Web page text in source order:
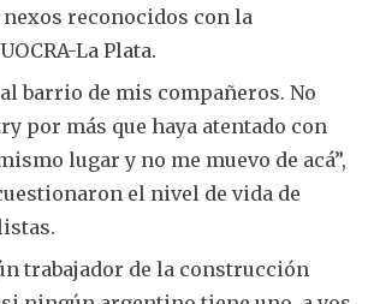
reconocidos con la
La Plata.
barrio de mis compañeros. No
por más que haya atentado con
lugar y no me muevo de acá”,
el nivel de vida de
trabajador de la construcción